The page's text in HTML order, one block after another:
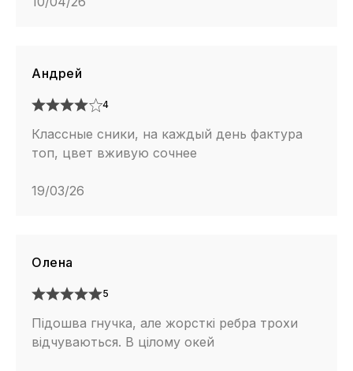
Андрей
4
Классные сники, на каждый день фактура
топ, цвет вживую сочнее
19/03/26
Олена
5
Підошва гнучка, але жорсткі ребра трохи
відчуваються. В цілому окей